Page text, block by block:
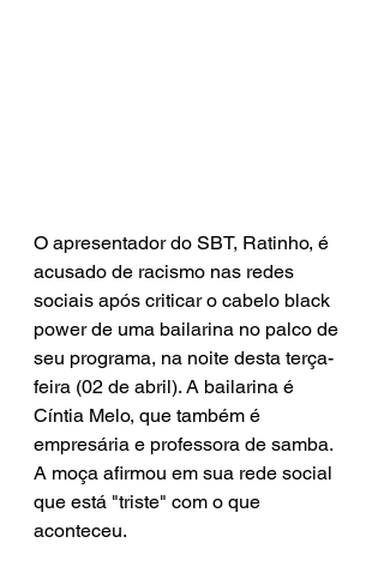
O apresentador do SBT, Ratinho, é
acusado de racismo nas redes
sociais após criticar o cabelo black
power de uma bailarina no palco de
seu programa, na noite desta terça-
feira (02 de abril). A bailarina é
Cíntia Melo, que também é
empresária e professora de samba.
A moça afirmou em sua rede social
que está "triste" com o que
aconteceu.